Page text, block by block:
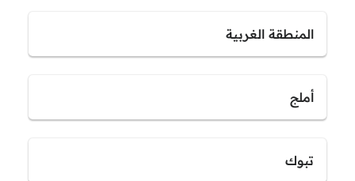
المنطقة الغربية
أملج
تبوك